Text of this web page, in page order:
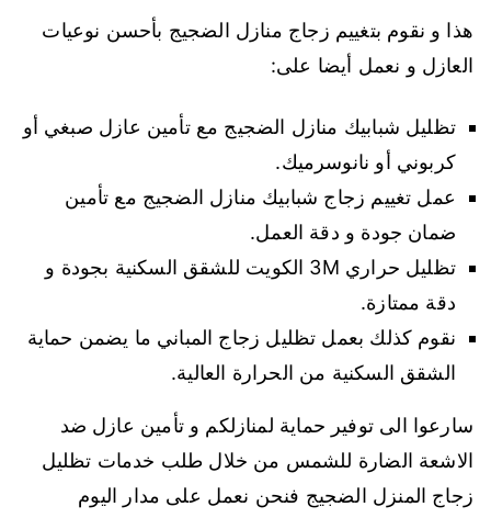
هذا و نقوم بتغييم زجاج منازل الضجيج بأحسن نوعيات
العازل و نعمل أيضا على:
تظليل شبابيك منازل الضجيج مع تأمين عازل صبغي أو
كربوني أو نانوسرميك.
عمل تغييم زجاج شبابيك منازل الضجيج مع تأمين
ضمان جودة و دقة العمل.
تظليل حراري 3M الكويت للشقق السكنية بجودة و
دقة ممتازة.
نقوم كذلك بعمل تظليل زجاج المباني ما يضمن حماية
الشقق السكنية من الحرارة العالية.
سارعوا الى توفير حماية لمنازلكم و تأمين عازل ضد
الاشعة الضارة للشمس من خلال طلب خدمات تظليل
زجاج المنزل الضجيج فنحن نعمل على مدار اليوم